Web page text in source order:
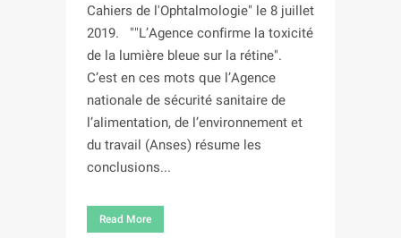
Cahiers de l'Ophtalmologie" le 8 juillet
2019. ""L’Agence confirme la toxicité
de la lumière bleue sur la rétine".
C’est en ces mots que l’Agence
nationale de sécurité sanitaire de
l’alimentation, de l’environnement et
du travail (Anses) résume les
conclusions...
Read More